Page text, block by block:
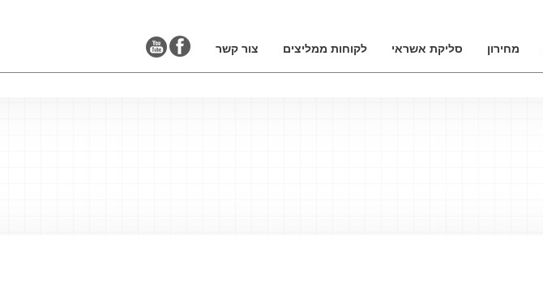
מחירון סליקת אשראי לקוחות ממליצים צור קשר